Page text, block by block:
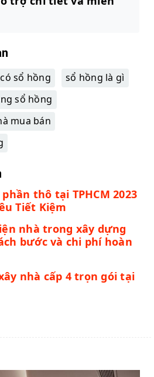
sổ hồng
sổ hồng là gì
sổ hồng
mua bán
thô tại TPHCM 2023
Tiết Kiệm
nhà trong xây dựng
bước và chi phí hoàn
nhà cấp 4 trọn gói tại